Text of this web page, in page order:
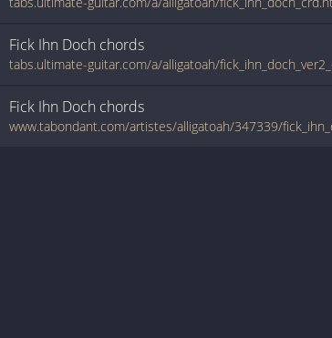
Fick Ihn Doch chords
tabs.ultimate-guitar.com/a/alligatoah/
Fick Ihn Doch chords